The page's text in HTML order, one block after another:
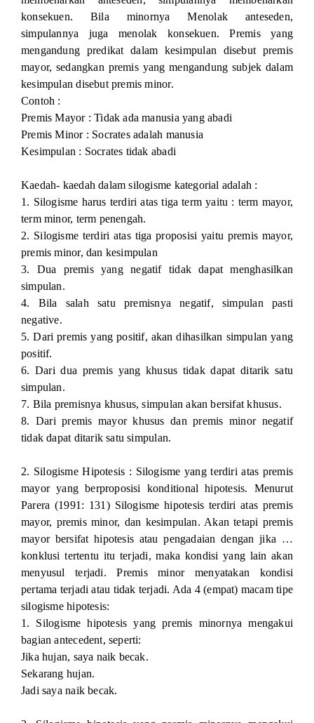
konsekuen. Bila minornya Menolak anteseden,
simpulannya juga menolak konsekuen. Premis yang
mengandung predikat dalam kesimpulan disebut premis
mayor, sedangkan premis yang mengandung subjek dalam
kesimpulan disebut premis minor.
Contoh :
Premis Mayor : Tidak ada manusia yang abadi
Premis Minor : Socrates adalah manusia
Kesimpulan : Socrates tidak abadi
Kaedah- kaedah dalam silogisme kategorial adalah :
1. Silogisme harus terdiri atas tiga term yaitu : term mayor,
term minor, term penengah.
2. Silogisme terdiri atas tiga proposisi yaitu premis mayor,
premis minor, dan kesimpulan
3. Dua premis yang negatif tidak dapat menghasilkan
simpulan.
4. Bila salah satu premisnya negatif, simpulan pasti
negative.
5. Dari premis yang positif, akan dihasilkan simpulan yang
positif.
6. Dari dua premis yang khusus tidak dapat ditarik satu
simpulan.
7. Bila premisnya khusus, simpulan akan bersifat khusus.
8. Dari premis mayor khusus dan premis minor negatif
tidak dapat ditarik satu simpulan.
2. Silogisme Hipotesis : Silogisme yang terdiri atas premis
mayor yang berproposisi konditional hipotesis. Menurut
Parera (1991: 131) Silogisme hipotesis terdiri atas premis
mayor, premis minor, dan kesimpulan. Akan tetapi premis
mayor bersifat hipotesis atau pengadaian dengan jika …
konklusi tertentu itu terjadi, maka kondisi yang lain akan
menyusul terjadi. Premis minor menyatakan kondisi
pertama terjadi atau tidak terjadi. Ada 4 (empat) macam tipe
silogisme hipotesis:
1. Silogisme hipotesis yang premis minornya mengakui
bagian antecedent, seperti:
Jika hujan, saya naik becak.
Sekarang hujan.
Jadi saya naik becak.